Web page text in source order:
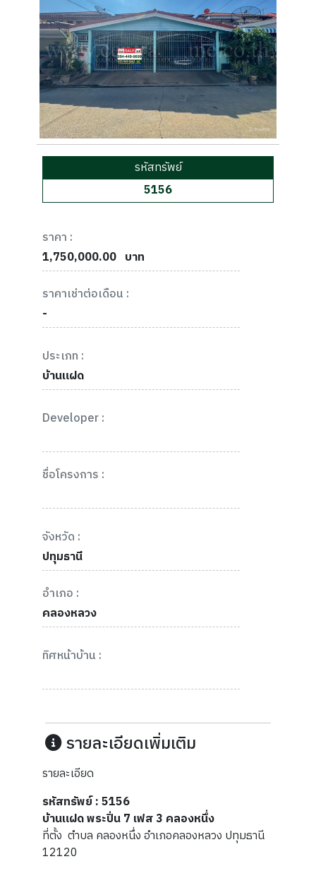
รหัสทรัพย์
5156
ราคา :
1,750,000.00 บาท
ราคาเช่าต่อเดือน :
-
ประเภท :
บ้านแฝด
Developer :
ชื่อโครงการ :
จังหวัด :
ปทุมธานี
อำเภอ :
คลองหลวง
ทิศหน้าบ้าน :
รายละเอียดเพิ่มเติม
รายละเอียด
รหัสทรัพย์ : 5156
บ้านแฝด พระปิ่น 7 เฟส 3 คลองหนึ่ง
ที่ตั้ง ตำบล คลองหนึ่ง อำเภอคลองหลวง ปทุมธานี
12120